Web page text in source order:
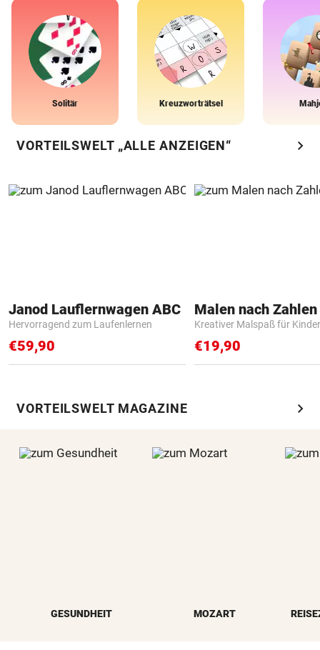
Solitär Kreuzworträtsel
VORTEILSWELT „ALLE ANZEIGEN“ chevron_right
Janod Lauflernwagen ABC
Hervorragend zum Laufenlernen
€59,90
Kreativer Malspaß für Kinder
€19,90
VORTEILSWELT MAGAZINE chevron_right
GESUNDHEIT MOZART